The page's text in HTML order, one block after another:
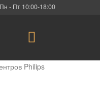
Пн - Пт 10:00-18:00
Philips